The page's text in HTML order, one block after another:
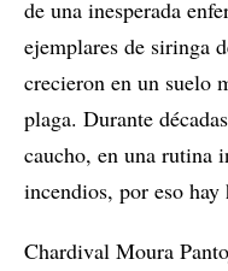
de una inesperada
ejemplares de siringa
crecieron en un suelo
plaga. Durante
caucho, en una rutina
incendios, por eso hay
Chardival Moura